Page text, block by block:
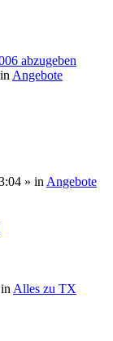
abzugeben
Angebote
» in Angebote
Alles zu TX